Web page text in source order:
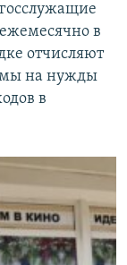
в
отчисляют
на нужды
в